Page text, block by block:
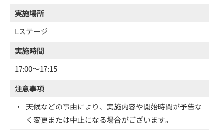
実施場所
Lステージ
実施時間
17:00～17:15
注意事項
・
天候などの事由により、実施内容や開始時間が予告な
く変更または中止になる場合がございます。